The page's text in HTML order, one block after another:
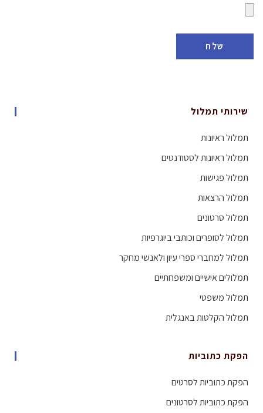
שירותי תמלול
תמלול ראיונות
תמלול ראיונות לסטודנטים
תמלול פגישות
תמלול הרצאות
תמלול סרטונים
תמלול לסופרים וכותבי ביוגרפיות
תמלול למחברי ספרי עיון ולאנשי מחקר
תמלולים אישיים ומשפחתיים
תמלול משפטי
תמלול הקלטות באנגלית
הפקת כתוביות
הפקת כתוביות לסרטים
הפקת כתוביות לסרטונים